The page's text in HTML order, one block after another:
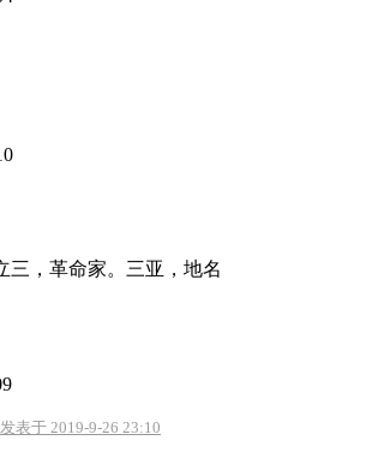
三，革命家。三亚，地名
表于 2019-9-26 23:10